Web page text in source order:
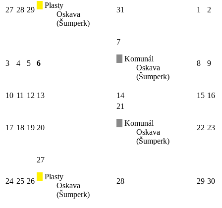
27 28 29
Plasty
Oskava
(Šumperk)
31 1 2
3 4 5 6
7
Komunál
Oskava
(Šumperk)
8 9
10 11 12 13 14 15 16
17 18 19 20
21
Komunál
Oskava
(Šumperk)
22 23
24 25 26
27
Plasty
Oskava
(Šumperk)
28 29 30